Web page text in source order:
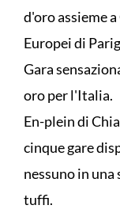
d'oro assieme
Europei di
Gara
oro per l'Italia.
En-plein di
cinque gare
nessuno in
tuffi.